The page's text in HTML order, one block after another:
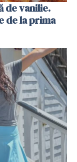
de vanilie.
de la prima